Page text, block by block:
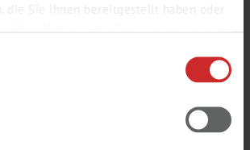
die Sie ihnen bereitgestellt haben oder
è più disponibile